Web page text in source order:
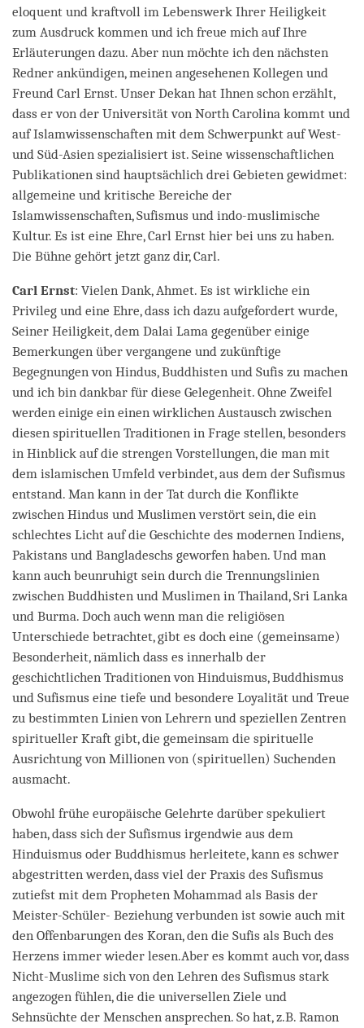
eloquent und kraftvoll im Lebenswerk Ihrer Heiligkeit
zum Ausdruck kommen und ich freue mich auf Ihre
Erläuterungen dazu. Aber nun möchte ich den nächsten
Redner ankündigen, meinen angesehenen Kollegen und
Freund Carl Ernst. Unser Dekan hat Ihnen schon erzählt,
dass er von der Universität von North Carolina kommt und
auf Islamwissenschaften mit dem Schwerpunkt auf West-
und Süd-Asien spezialisiert ist. Seine wissenschaftlichen
Publikationen sind hauptsächlich drei Gebieten gewidmet:
allgemeine und kritische Bereiche der
Islamwissenschaften, Sufismus und indo-muslimische
Kultur. Es ist eine Ehre, Carl Ernst hier bei uns zu haben.
Die Bühne gehört jetzt ganz dir, Carl.
Carl Ernst: Vielen Dank, Ahmet. Es ist wirkliche ein
Privileg und eine Ehre, dass ich dazu aufgefordert wurde,
Seiner Heiligkeit, dem Dalai Lama gegenüber einige
Bemerkungen über vergangene und zukünftige
Begegnungen von Hindus, Buddhisten und Sufis zu machen
und ich bin dankbar für diese Gelegenheit. Ohne Zweifel
werden einige ein einen wirklichen Austausch zwischen
diesen spirituellen Traditionen in Frage stellen, besonders
in Hinblick auf die strengen Vorstellungen, die man mit
dem islamischen Umfeld verbindet, aus dem der Sufismus
entstand. Man kann in der Tat durch die Konflikte
zwischen Hindus und Muslimen verstört sein, die ein
schlechtes Licht auf die Geschichte des modernen Indiens,
Pakistans und Bangladeschs geworfen haben. Und man
kann auch beunruhigt sein durch die Trennungslinien
zwischen Buddhisten und Muslimen in Thailand, Sri Lanka
und Burma. Doch auch wenn man die religiösen
Unterschiede betrachtet, gibt es doch eine (gemeinsame)
Besonderheit, nämlich dass es innerhalb der
geschichtlichen Traditionen von Hinduismus, Buddhismus
und Sufismus eine tiefe und besondere Loyalität und Treue
zu bestimmten Linien von Lehrern und speziellen Zentren
spiritueller Kraft gibt, die gemeinsam die spirituelle
Ausrichtung von Millionen von (spirituellen) Suchenden
ausmacht.
Obwohl frühe europäische Gelehrte darüber spekuliert
haben, dass sich der Sufismus irgendwie aus dem
Hinduismus oder Buddhismus herleitete, kann es schwer
abgestritten werden, dass viel der Praxis des Sufismus
zutiefst mit dem Propheten Mohammad als Basis der
Meister-Schüler- Beziehung verbunden ist sowie auch mit
den Offenbarungen des Koran, den die Sufis als Buch des
Herzens immer wieder lesen.Aber es kommt auch vor, dass
Nicht-Muslime sich von den Lehren des Sufismus stark
angezogen fühlen, die die universellen Ziele und
Sehnsüchte der Menschen ansprechen. So hat, z.B. Ramon